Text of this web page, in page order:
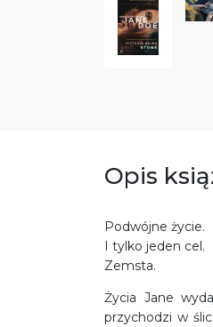
Opis
Podwójne życie.
I tylko jeden cel.
Zemsta.
Życia Jane
przychodzi w